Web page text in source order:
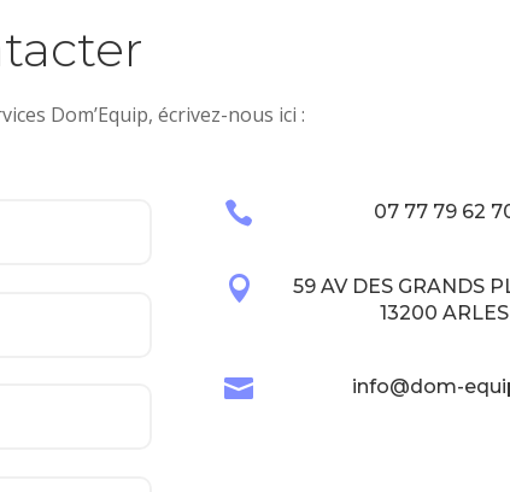
Dom’Equip, écrivez-nous ici :
 07 77 79 62

59 AV DES GRANDS
13200 ARLES
 info@dom-